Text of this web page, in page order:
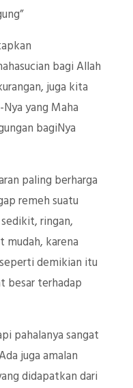
bagi Allah
juga kita
yang Maha
bagiNya
paling berharga
remeh suatu
ringan,
mudah, karena
demikian itu
besar terhadap
pahalanya sangat
juga amalan
didapatkan dari